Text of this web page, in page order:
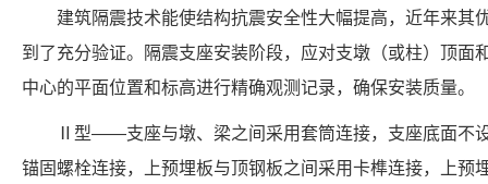
建筑隔震技术能使结构抗震安全性大幅提高，近年来其
到了充分验证。隔震支座安装阶段，应对支墩（或柱）顶面
中心的平面位置和标高进行精确观测记录，确保安装质量。
Ⅱ型——支座与墩、梁之间采用套筒连接，支座底面不
锚固螺栓连接，上预埋板与顶钢板之间采用卡榫连接，上预